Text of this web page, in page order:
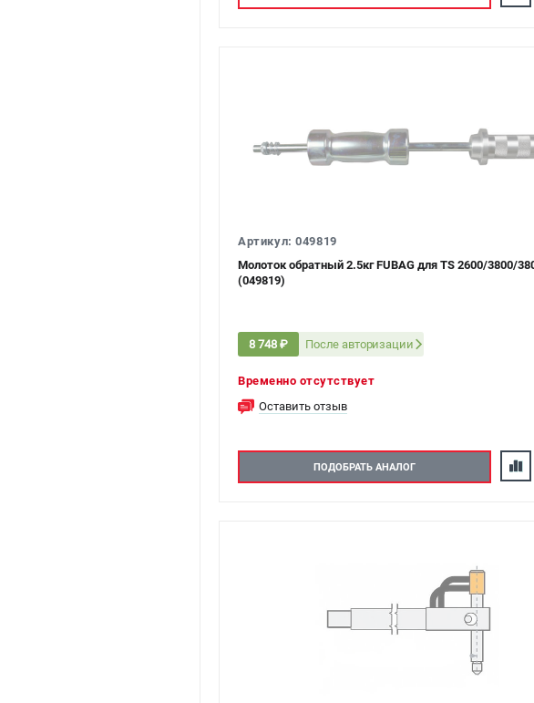
Артикул: 049819
Молоток обратный 2.5кг FUBAG для TS 2600/3800/
(049819)
8 748 ₽ После авторизации
Временно отсутствует
Оставить отзыв
ПОДОБРАТЬ АНАЛОГ